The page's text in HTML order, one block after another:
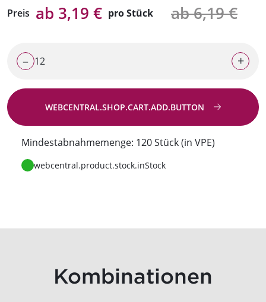
Preis ab 3,19 € pro Stück ab 6,19 €
– +
WEBCENTRAL.SHOP.CART.ADD.BUTTON
Mindestabnahmemenge: 120 Stück (in VPE)
webcentral.product.stock.inStock
Kombinationen